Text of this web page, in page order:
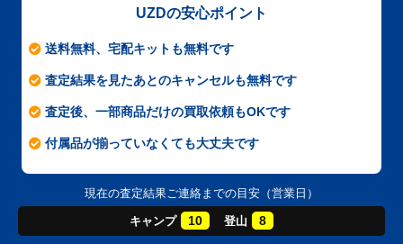
UZDの安心ポイント
送料無料、宅配キットも無料です
査定結果を見たあとのキャンセルも無料です
査定後、一部商品だけの買取依頼もOKです
付属品が揃っていなくても大丈夫です
現在の査定結果ご連絡までの目安（営業日）
キャンプ 10 登山 8